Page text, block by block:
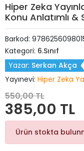
Hiper Zeka
Konu Anlatımlı &
Barkod:
Kategori: 6.Sınıf
Yazar: Serkan Akça
Yayınevi: Hiper Zeka
550,00 TL
385,00 TL
Ürün stokta